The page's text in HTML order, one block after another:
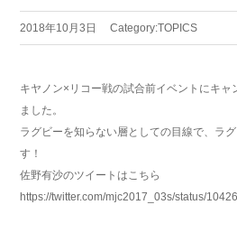
2018年10月3日 Category:TOPICS
キヤノン×リコー戦の試合前イベントにキャ
ました。
ラグビーを知らない層としての目線で、ラ
す！
佐野有沙のツイートはこちら
https://twitter.com/mjc2017_03s/status/